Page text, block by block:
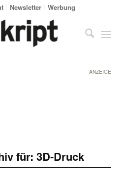
Newsletter Werbung
ANZEIGE
für: 3D-Druck